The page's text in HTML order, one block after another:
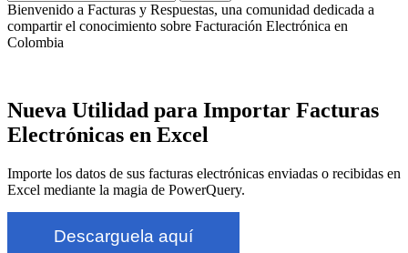
Bienvenido a Facturas y Respuestas, una comunidad dedicada a
compartir el conocimiento sobre Facturación Electrónica en
Colombia
Nueva Utilidad para Importar Facturas
Electrónicas en Excel
Importe los datos de sus facturas electrónicas enviadas o recibidas en
Excel mediante la magia de PowerQuery.
Descarguela aquí